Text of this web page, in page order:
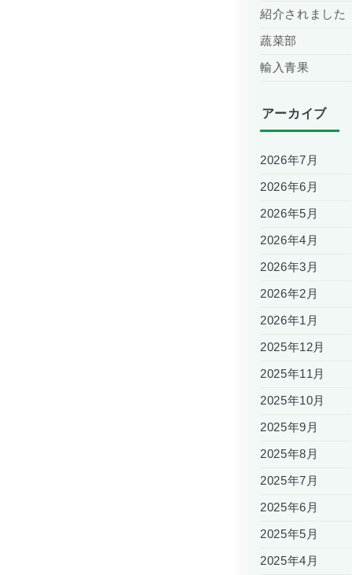
紹介されました
蔬菜部
輸入青果
アーカイブ
2026年7月
2026年6月
2026年5月
2026年4月
2026年3月
2026年2月
2026年1月
2025年12月
2025年11月
2025年10月
2025年9月
2025年8月
2025年7月
2025年6月
2025年5月
2025年4月